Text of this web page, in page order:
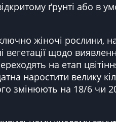
ґрунті або в
жіночі рослини,
вегетації щодо
на етап
наростити велику
змінюють на 18/6 чи